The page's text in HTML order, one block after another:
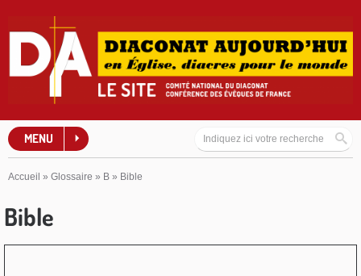
MENU
Accueil » Glossaire » B » Bible
Bible